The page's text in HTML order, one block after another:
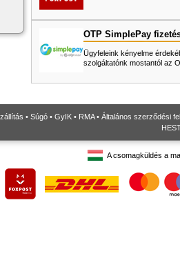
OTP SimplePay
Ügyfeleink kényelme
szolgáltatónk mostantól az
• Súgó • GyIK • RMA• Általános szerződési
A csomagküldés a